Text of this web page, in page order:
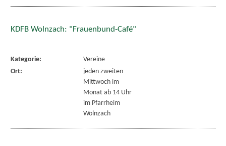
KDFB Wolnzach: "Frauenbund-Café"
Kategorie:
Vereine
Ort:
jeden zweiten
Mittwoch im
Monat ab 14 Uhr
im Pfarrheim
Wolnzach